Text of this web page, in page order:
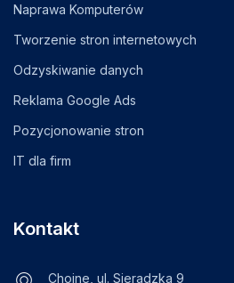
Naprawa Komputerów
Tworzenie stron internetowych
Odzyskiwanie danych
Reklama Google Ads
Pozycjonowanie stron
IT dla firm
Kontakt
Chojne, ul. Sieradzka 9